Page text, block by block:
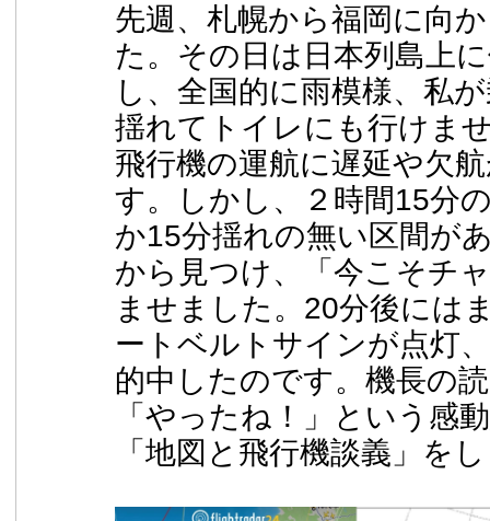
先週、札幌から福岡に向
た。その日は日本列島上
し、全国的に雨模様、私
揺れてトイレにも行けま
飛行機の運航に遅延や欠
す。しかし、２時間15分
か15分揺れの無い区間が
から見つけ、「今こそチ
ませました。20分後には
ートベルトサインが点灯
的中したのです。機長の
「やったね！」という感
「地図と飛行機談義」を